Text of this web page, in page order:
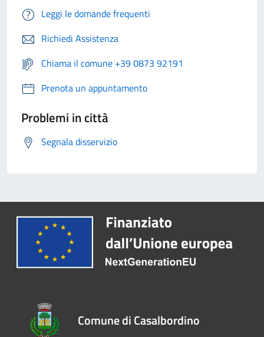
Leggi le domande frequenti
Richiedi Assistenza
Chiama il comune +39 0873 92191
Prenota un appuntamento
Problemi in città
Segnala disservizio
Comune di Casalbordino